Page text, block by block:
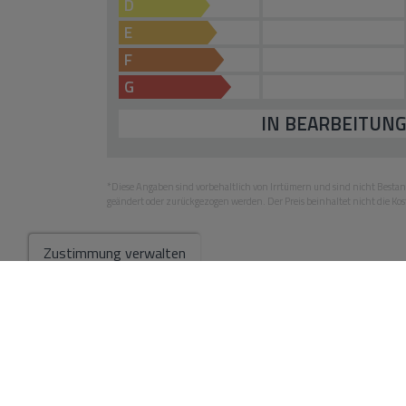
D
E
F
G
IN BEARBEITUNG
*Diese Angaben sind vorbehaltlich von Irrtümern und sind nicht
geändert oder zurückgezogen werden. Der Preis beinhaltet nicht die
Zustimmung verwalten